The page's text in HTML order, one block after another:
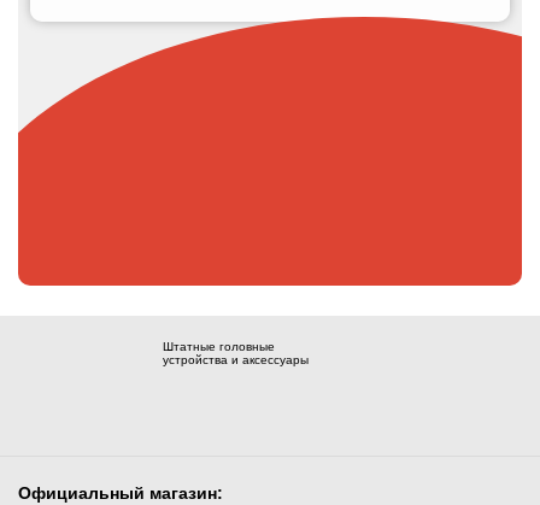
Штатные головные
устройства и аксессуары
Официальный магазин: